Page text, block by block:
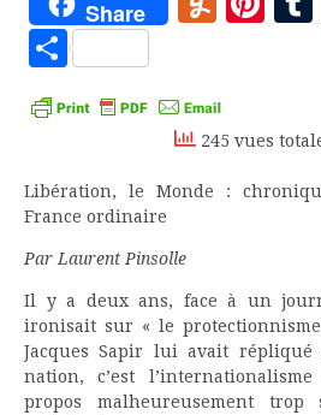
Share
Partager
245 vues
Libération, le Monde :
France ordinaire
Par Laurent Pinsolle
Il y a deux ans, face à un
ironisait sur « le
Jacques Sapir lui avait
nation, c’est
propos malheureusement trop